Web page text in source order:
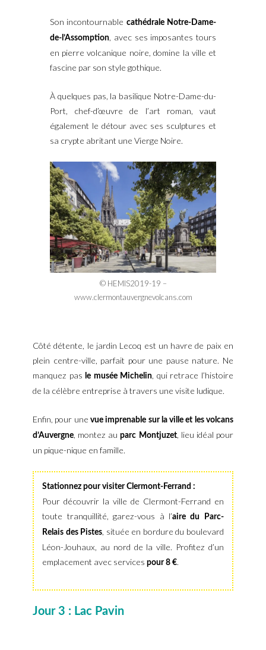
Son incontournable cathédrale Notre-Dame-
de-l’Assomption, avec ses imposantes tours
en pierre volcanique noire, domine la ville et
fascine par son style gothique.
À quelques pas, la basilique Notre-Dame-du-
Port, chef-d’œuvre de l’art roman, vaut
également le détour avec ses sculptures et
sa crypte abritant une Vierge Noire.
© HEMIS2019-19 –
www.clermontauvergnevolcans.com
Côté détente, le jardin Lecoq est un havre de paix en
plein centre-ville, parfait pour une pause nature. Ne
manquez pasle musée Michelin, qui retrace l’histoire
de la célèbre entreprise à travers une visite ludique.
Enfin, pour une vue imprenable sur la ville et les volcans
d’Auvergne, montez auparc Montjuzet, lieu idéal pour
un pique-nique en famille.
Stationnez pour visiter Clermont-Ferrand :
Pour découvrir la ville de Clermont-Ferrand en
toute tranquillité, garez-vous à l’aire du Parc-
Relais des Pistes, située en bordure du boulevard
Léon-Jouhaux, au nord de la ville. Profitez d’un
emplacement avec servicespour 8 €.
Jour 3 : Lac Pavin